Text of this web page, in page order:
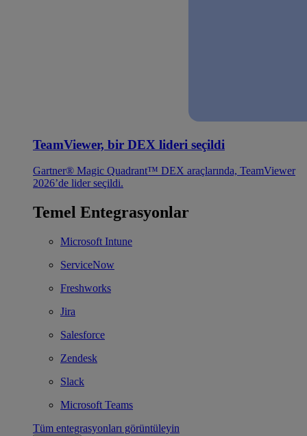
TeamViewer, bir DEX lideri seçildi
Gartner® Magic Quadrant™ DEX araçlarında, TeamViewer
2026’de lider seçildi.
Temel Entegrasyonlar
Microsoft Intune
ServiceNow
Freshworks
Jira
Salesforce
Zendesk
Slack
Microsoft Teams
Tüm entegrasyonları görüntüleyin